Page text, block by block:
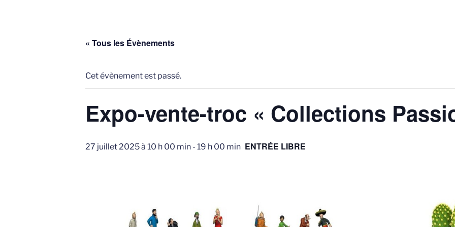
« Tous les Évènements
Cet évènement est passé.
Expo-vente-troc « Collections
27 juillet 2025 à 10 h 00 min - 19 h 00 min ENTRÉE LIBRE